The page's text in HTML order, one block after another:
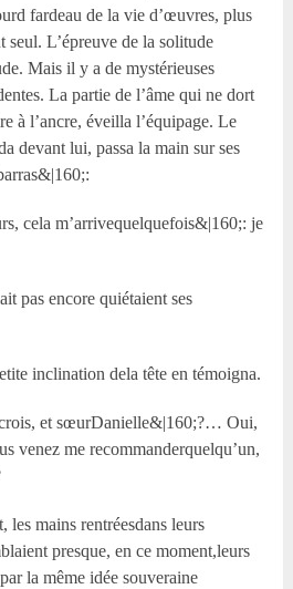
fardeau de la vie d’œuvres, plus
seul. L’épreuve de la solitude
Mais il y a de mystérieuses
La partie de l’âme qui ne dort
à l’ancre, éveilla l’équipage. Le
devant lui, passa la main sur ses
cela m’arrivequelquefois&|160;: je
pas encore quiétaient ses
inclination dela tête en témoigna.
et sœurDanielle&|160;?… Oui,
venez me recommanderquelqu’un,
les mains rentréesdans leurs
presque, en ce moment,leurs
la même idée souveraine